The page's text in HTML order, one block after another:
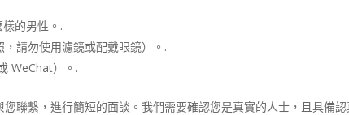
的男性。.
請勿使用濾鏡或配戴眼鏡）。.
WeChat）。.
您聯繫，進行簡短的面談。我們需要確認您是真實的人士，且具備認